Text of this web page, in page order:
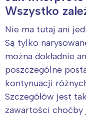
Wszystko
Nie ma tutaj ani
Są tylko
można dokładnie
poszczególne
kontynuacji
Szczegółów jest
zawartości